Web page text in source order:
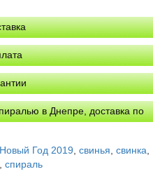
в Днепре, доставка по
Новый Год 2019 свинья свинка
спираль